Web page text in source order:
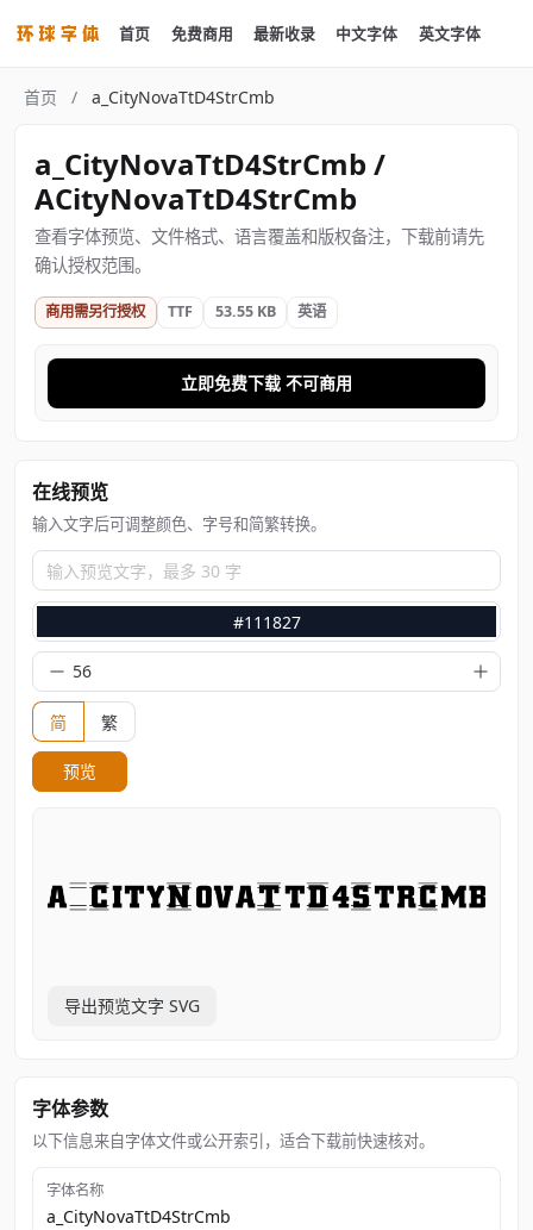
首页 免费商用 最新收录 中文字体 英文字体
首页 / a_CityNovaTtD4StrCmb
a_CityNovaTtD4StrCmb /
ACityNovaTtD4StrCmb
查看字体预览、文件格式、语言覆盖和版权备注，下载前请先
确认授权范围。
商用需另行授权 TTF 53.55 KB 英语
立即免费下载 不可商用
在线预览
输入文字后可调整颜色、字号和简繁转换。
输入预览文字，最多 30 字
#111827
简 繁
预览
导出预览文字 SVG
字体参数
以下信息来自字体文件或公开索引，适合下载前快速核对。
字体名称
a_CityNovaTtD4StrCmb